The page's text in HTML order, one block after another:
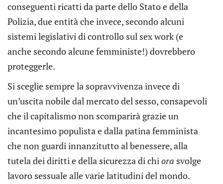
conseguenti ricatti da parte dello Stato e della
Polizia, due entità che invece, secondo alcuni
sistemi legislativi di controllo sul sex work (e
anche secondo alcune femministe!) dovrebbero
proteggerle.
Si sceglie sempre la sopravvivenza invece di
un’uscita nobile dal mercato del sesso, consapevoli
che il capitalismo non scomparirà grazie un
incantesimo populista e dalla patina femminista
che non guardi innanzitutto al benessere, alla
tutela dei diritti e della sicurezza di chiora svolge
lavoro sessuale alle varie latitudini del mondo.